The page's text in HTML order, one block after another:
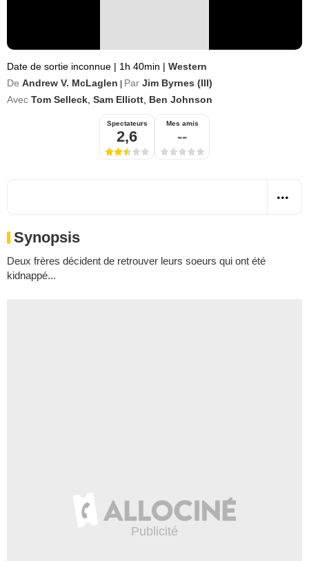
Date de sortie inconnue | 1h 40min | Western
De Andrew V. McLaglen Par Jim Byrnes (III)
Avec Tom Selleck Sam Elliott Ben Johnson
Spectateurs
2,6
Mes amis
--
Synopsis
Deux frères décident de retrouver leurs soeurs qui ont été
kidnappé...